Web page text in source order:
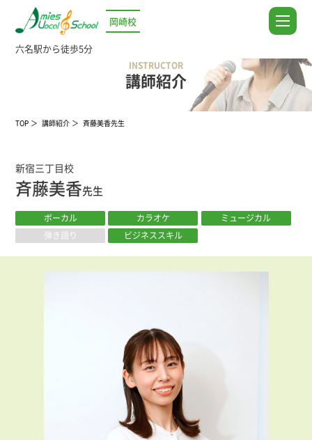
岡崎校
六名駅から徒歩5分
INSTRUCTOR
講師紹介
TOP 講師紹介 斉藤美香先生
新宿三丁目校
斉藤美香先生
ボーカル カラオケ
ミュージカル
弾き語り
ビジネススキル